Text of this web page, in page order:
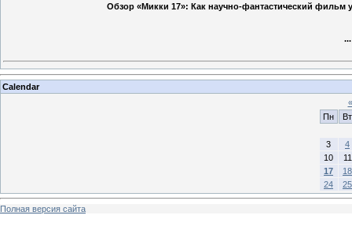
Обзор «Микки 17»: Как научно-фантастический фильм
Calendar
«
Пн
Вт
3
4
10
11
17
18
24
25
Полная версия сайта